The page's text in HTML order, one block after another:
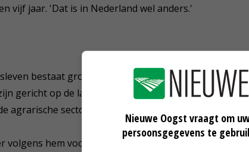
vijf jaar. 'Dat is in Nederland wel anders.'
bestaat grotendeels uit familiebedrijven. Dat is
gericht op de lange termijn. In Nederland zien we
agrarische sector ook.'
volgens hem voor zorgen dat het op de volgende
Nieuwe Oogst vraagt om
persoonsgegevens te